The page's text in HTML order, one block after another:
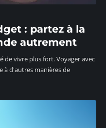
: partez à la
autrement
de vivre plus fort. Voyager avec
à d'autres manières de